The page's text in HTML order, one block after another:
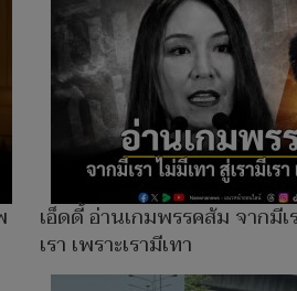
เอ็ดดี้ อ่านเกมพรรคส้ม จากมีเ
เรา เพราะเรามีเทา